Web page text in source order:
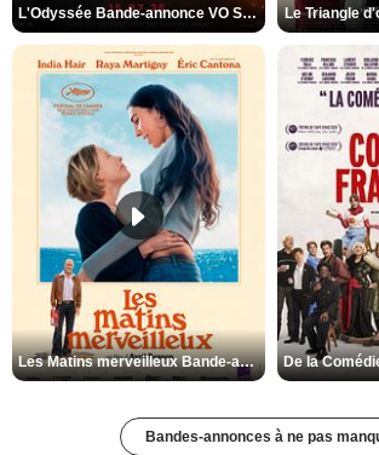
L'Odyssée Bande-annonce VO STFR Le Triangle
Les Matins merveilleux Bande-annonce VF
Bandes-annonces à ne pas